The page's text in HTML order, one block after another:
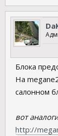
Блока
На
салонном
вот
http://